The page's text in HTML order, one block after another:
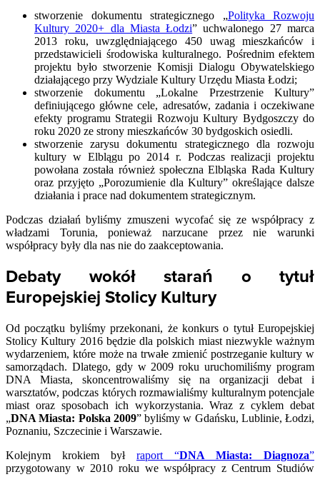
stworzenie dokumentu strategicznego „Polityka Rozwoju
Kultury 2020+ dla Miasta Łodzi” uchwalonego 27 marca
2013 roku, uwzględniającego 450 uwag mieszkańców i
przedstawicieli środowiska kulturalnego. Pośrednim efektem
projektu było stworzenie Komisji Dialogu Obywatelskiego
działającego przy Wydziale Kultury Urzędu Miasta Łodzi;
stworzenie dokumentu „Lokalne Przestrzenie Kultury”
definiującego główne cele, adresatów, zadania i oczekiwane
efekty programu Strategii Rozwoju Kultury Bydgoszczy do
roku 2020 ze strony mieszkańców 30 bydgoskich osiedli.
stworzenie zarysu dokumentu strategicznego dla rozwoju
kultury w Elblągu po 2014 r. Podczas realizacji projektu
powołana została również społeczna Elbląska Rada Kultury
oraz przyjęto „Porozumienie dla Kultury” określające dalsze
działania i prace nad dokumentem strategicznym.
Podczas działań byliśmy zmuszeni wycofać się ze współpracy z
władzami Torunia, ponieważ narzucane przez nie warunki
współpracy były dla nas nie do zaakceptowania.
Debaty wokół starań o tytuł
Europejskiej Stolicy Kultury
Od początku byliśmy przekonani, że konkurs o tytuł Europejskiej
Stolicy Kultury 2016 będzie dla polskich miast niezwykle ważnym
wydarzeniem, które może na trwałe zmienić postrzeganie kultury w
samorządach. Dlatego, gdy w 2009 roku uruchomiliśmy program
DNA Miasta, skoncentrowaliśmy się na organizacji debat i
warsztatów, podczas których rozmawialiśmy kulturalnym potencjale
miast oraz sposobach ich wykorzystania. Wraz z cyklem debat
„DNA Miasta: Polska 2009” byliśmy w Gdańsku, Lublinie, Łodzi,
Poznaniu, Szczecinie i Warszawie.
Kolejnym krokiem był raport “DNA Miasta: Diagnoza”
przygotowany w 2010 roku we współpracy z Centrum Studiów